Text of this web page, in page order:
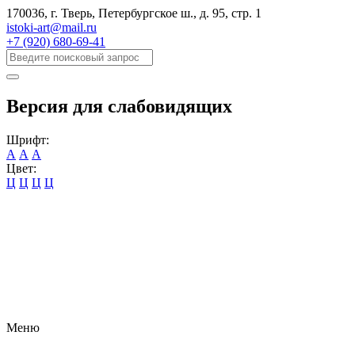
170036, г. Тверь, Петербургское ш., д. 95, cтр. 1
istoki-art@mail.ru
+7 (920) 680-69-41
Версия для слабовидящих
Шрифт:
А А А
Цвет:
Ц Ц Ц Ц
Меню